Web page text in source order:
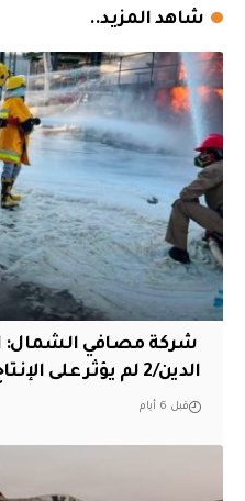
شاهد المزيد..
شركة مصافي الشمال:
الدين/2 لم يؤثر على الإنتاج
قبل 6 أيام